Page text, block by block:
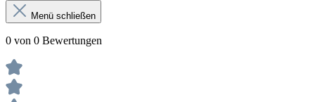
Menü schließen
0 von 0 Bewertungen